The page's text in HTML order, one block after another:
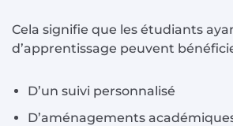
Cela signifie que les étudiants
d’apprentissage peuvent
D’un suivi personnalisé
D’aménagements